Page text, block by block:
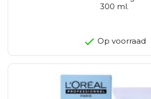
300 ml.
Op voorraad